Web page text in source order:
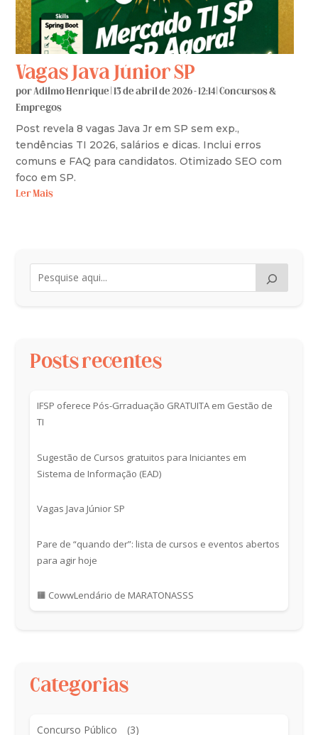
Vagas Java Júnior SP
porAdilmo Henrique |13 de abril de 2026 - 12:14 |Concursos &
Empregos
Post revela 8 vagas Java Jr em SP sem exp.,
tendências TI 2026, salários e dicas. Inclui erros
comuns e FAQ para candidatos. Otimizado SEO com
foco em SP.
Ler Mais
Posts recentes
IFSP oferece Pós-Grraduação GRATUITA em Gestão de
TI
Sugestão de Cursos gratuitos para Iniciantes em
Sistema de Informação (EAD)
Vagas Java Júnior SP
Pare de “quando der”: lista de cursos e eventos abertos
para agir hoje
🟧 CowwLendário de MARATONASSS
Categorias
Concurso Público (3)